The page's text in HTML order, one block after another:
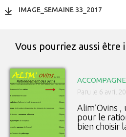
IMAGE_SEMAINE 33_2017
Vous pourriez aussi
Paru le 6 avril
Alim’Ovins
pour le
bien choisir